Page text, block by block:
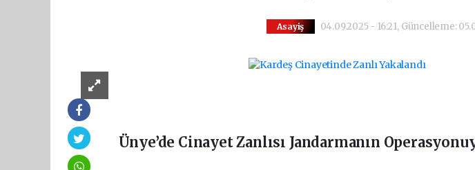
Asayiş 04.09.2025 - 16:21, Güncelleme:
Ünye’de Cinayet Zanlısı Jandarmanın